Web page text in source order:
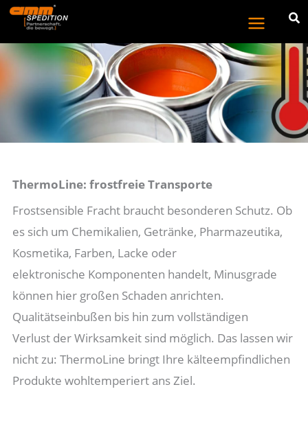
Zum
Inhalt
springen
ThermoLine: frostfreie Transporte
Frostsensible Fracht braucht besonderen Schutz. Ob
es sich um Chemikalien, Getränke, Pharmazeutika,
Kosmetika, Farben, Lacke oder
elektronische Komponenten handelt, Minusgrade
können hier großen Schaden anrichten.
Qualitätseinbußen bis hin zum vollständigen
Verlust der Wirksamkeit sind möglich. Das lassen wir
nicht zu: ThermoLine bringt Ihre kälteempfindlichen
Produkte wohltemperiert ans Ziel.